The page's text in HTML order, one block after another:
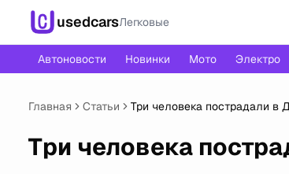
usedcarsЛегковые
Автоновости Новинки Мото Электро
Главная Статьи Три человека пострадали в
Три человека